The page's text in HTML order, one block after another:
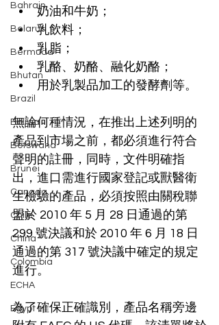
Bahrain
Belarus
Bermuda
Bhutan
Brazil
Bolivia
Botswana
Brunei
Canada
Chile
China
Colombia
ECHA
Egypt
奶油和牛奶；
乳飲料；
乳脂；
乳酪、奶酪、融化奶酪；
用於乳製品加工的發酵劑等。
無論何種情況，在推出上述列明的
產品到市場之前，都必須進行符合
聲明的註冊，同時，文件明確指
出，進口需進行國家登記或獸醫衛
生檢驗的產品，必須按照由關稅聯
盟於 2010 年 5 月 28 日通過的第
299 號決議和於 2010 年 6 月 18 日
通過的第 317 號決議中確定的規定
進行。
為了確保正確識別，產品名稱旁邊